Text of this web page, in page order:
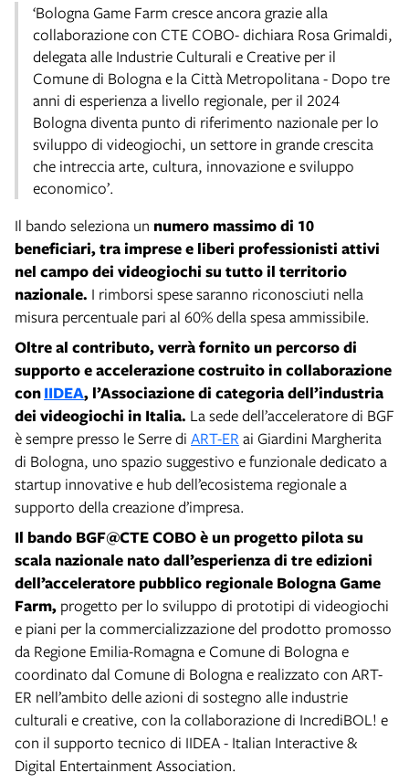
‘Bologna Game Farm cresce ancora grazie alla
collaborazione con CTE COBO- dichiara Rosa Grimaldi,
delegata alle Industrie Culturali e Creative per il
Comune di Bologna e la Città Metropolitana - Dopo tre
anni di esperienza a livello regionale, per il 2024
Bologna diventa punto di riferimento nazionale per lo
sviluppo di videogiochi, un settore in grande crescita
che intreccia arte, cultura, innovazione e sviluppo
economico’.
Il bando seleziona un numero massimo di 10
beneficiari, tra imprese e liberi professionisti attivi
nel campo dei videogiochi su tutto il territorio
nazionale. I rimborsi spese saranno riconosciuti nella
misura percentuale pari al 60% della spesa ammissibile.
Oltre al contributo, verrà fornito un percorso di
supporto e accelerazione costruito in collaborazione
conIIDEA, l’Associazione di categoria dell’industria
dei videogiochi in Italia. La sede dell’acceleratore di BGF
è sempre presso le Serre di ART-ER ai Giardini Margherita
di Bologna, uno spazio suggestivo e funzionale dedicato a
startup innovative e hub dell’ecosistema regionale a
supporto della creazione d’impresa.
Il bando BGF@CTE COBO è un progetto pilota su
scala nazionale nato dall’esperienza di tre edizioni
dell’acceleratore pubblico regionale Bologna Game
Farm, progetto per lo sviluppo di prototipi di videogiochi
e piani per la commercializzazione del prodotto promosso
da Regione Emilia-Romagna e Comune di Bologna e
coordinato dal Comune di Bologna e realizzato con ART-
ER nell’ambito delle azioni di sostegno alle industrie
culturali e creative, con la collaborazione di IncrediBOL! e
con il supporto tecnico di IIDEA - Italian Interactive &
Digital Entertainment Association.